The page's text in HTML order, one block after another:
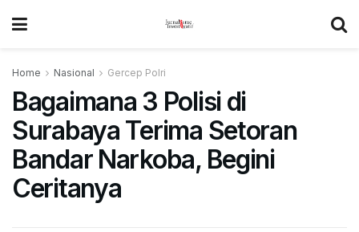
Home Nasional Gercep Polri
Bagaimana 3 Polisi di
Surabaya Terima Setoran
Bandar Narkoba, Begini
Ceritanya